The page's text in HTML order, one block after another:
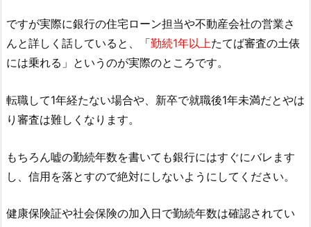
ですが実際に銀行の住宅ローン担当や不動産会社の営業さ
んと詳しく話していると、「勤続1年以上たてば審査の土俵
には乗れる」というのが実際のところです。
転職して1年経たない場合や、新卒で就職後1年未満だとやは
り審査は難しくなります。
もちろん嘘の勤続年数を書いても銀行にはすぐにバレます
し、信用を落とすので絶対にしないようにしてください。
健康保険証や社会保険の加入日で勤続年数は確認されてい